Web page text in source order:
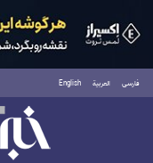
فارسی العربية English
پنجشنبه ۱۵ مرداد ۱۴۰۵